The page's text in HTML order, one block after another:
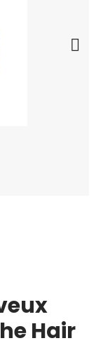
Hair